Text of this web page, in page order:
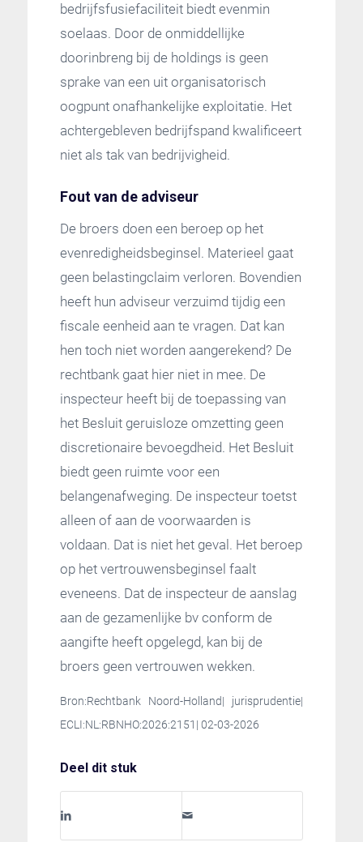
bedrijfsfusiefaciliteit biedt evenmin
soelaas. Door de onmiddellijke
doorinbreng bij de holdings is geen
sprake van een uit organisatorisch
oogpunt onafhankelijke exploitatie. Het
achtergebleven bedrijfspand kwalificeert
niet als tak van bedrijvigheid.
Fout van de adviseur
De broers doen een beroep op het
evenredigheidsbeginsel. Materieel gaat
geen belastingclaim verloren. Bovendien
heeft hun adviseur verzuimd tijdig een
fiscale eenheid aan te vragen. Dat kan
hen toch niet worden aangerekend? De
rechtbank gaat hier niet in mee. De
inspecteur heeft bij de toepassing van
het Besluit geruisloze omzetting geen
discretionaire bevoegdheid. Het Besluit
biedt geen ruimte voor een
belangenafweging. De inspecteur toetst
alleen of aan de voorwaarden is
voldaan. Dat is niet het geval. Het beroep
op het vertrouwensbeginsel faalt
eveneens. Dat de inspecteur de aanslag
aan de gezamenlijke bv conform de
aangifte heeft opgelegd, kan bij de
broers geen vertrouwen wekken.
Bron:Rechtbank Noord-Holland| jurisprudentie|
ECLI:NL:RBNHO:2026:2151| 02-03-2026
Deel dit stuk